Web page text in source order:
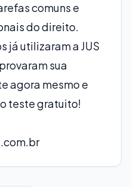
comuns e
do direito.
já utilizaram aJUS
sua
agora mesmo e
teste gratuito!